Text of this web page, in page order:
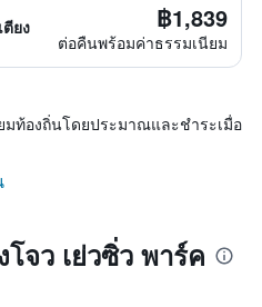
ยง ฿1,839
ต่อคืนพร้อมค่าธรรมเนียม
ท้องถิ่นโดยประมาณและชำระเมื่อ
จว เย่วซิ่ว พาร์ค